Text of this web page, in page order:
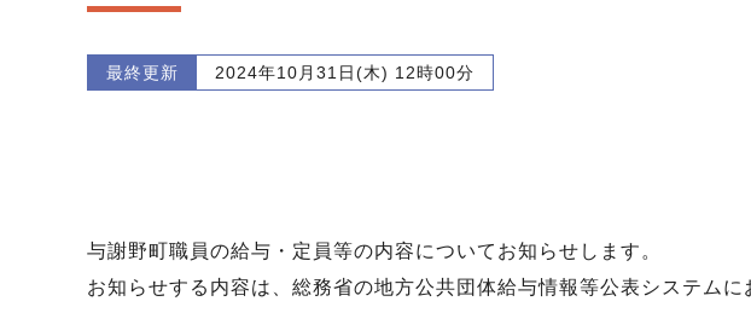
最終更新 2024年10月31日(木) 12時00分
与謝野町職員の給与・定員等の内容についてお知らせします。
お知らせする内容は、総務省の地方公共団体給与情報等公表システムに